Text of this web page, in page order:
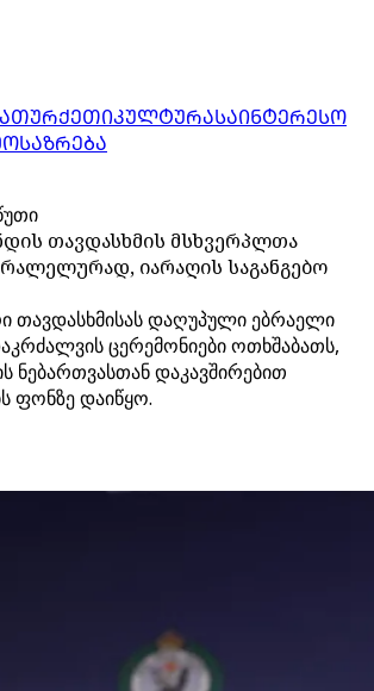
ᲗᲣᲠᲥᲔᲗᲘᲙᲣᲚᲢᲣᲠᲐᲡᲐᲘᲜᲢᲔᲠᲔᲡᲝ
თავდასხმის მსხვერპლთა
იარაღის საგანგებო
თავდასხმისას დაღუპული ებრაელი
ცერემონიები ოთხშაბათს,
ნებართვასთან დაკავშირებით
ფონზე დაიწყო.